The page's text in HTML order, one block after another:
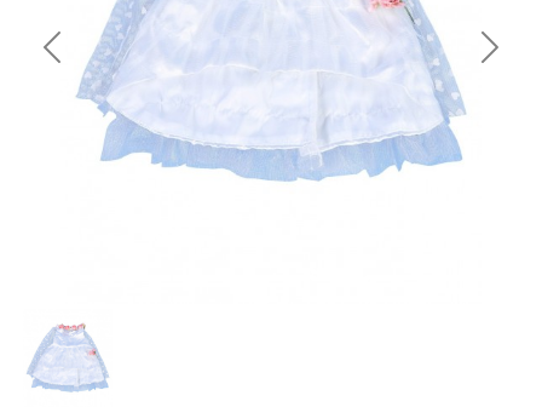
Previous Next